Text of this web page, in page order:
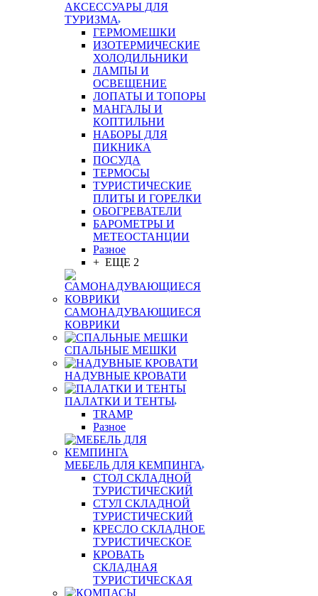
АКСЕССУАРЫ ДЛЯ
ТУРИЗМА
ГЕРМОМЕШКИ
ИЗОТЕРМИЧЕСКИЕ
ХОЛОДИЛЬНИКИ
ЛАМПЫ И
ОСВЕЩЕНИЕ
ЛОПАТЫ И ТОПОРЫ
МАНГАЛЫ И
КОПТИЛЬНИ
НАБОРЫ ДЛЯ
ПИКНИКА
ПОСУДА
ТЕРМОСЫ
ТУРИСТИЧЕСКИЕ
ПЛИТЫ И ГОРЕЛКИ
ОБОГРЕВАТЕЛИ
БАРОМЕТРЫ И
МЕТЕОСТАНЦИИ
Разное
+ ЕЩЕ 2
САМОНАДУВАЮЩИЕСЯ
КОВРИКИ
СПАЛЬНЫЕ МЕШКИ
НАДУВНЫЕ КРОВАТИ
ПАЛАТКИ И ТЕНТЫ
TRAMP
Разное
МЕБЕЛЬ ДЛЯ КЕМПИНГА
СТОЛ СКЛАДНОЙ
ТУРИСТИЧЕСКИЙ
СТУЛ СКЛАДНОЙ
ТУРИСТИЧЕСКИЙ
КРЕСЛО СКЛАДНОЕ
ТУРИСТИЧЕСКОЕ
КРОВАТЬ
СКЛАДНАЯ
ТУРИСТИЧЕСКАЯ